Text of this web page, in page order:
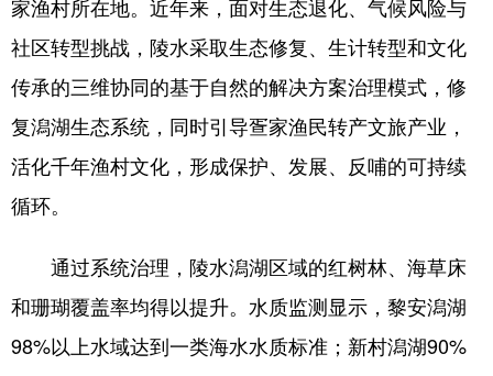
家渔村所在地。近年来，面对生态退化、气候风险与
社区转型挑战，陵水采取生态修复、生计转型和文化
传承的三维协同的基于自然的解决方案治理模式，修
复潟湖生态系统，同时引导疍家渔民转产文旅产业，
活化千年渔村文化，形成保护、发展、反哺的可持续
循环。
通过系统治理，陵水潟湖区域的红树林、海草床
和珊瑚覆盖率均得以提升。水质监测显示，黎安潟湖
98%以上水域达到一类海水水质标准；新村潟湖90%